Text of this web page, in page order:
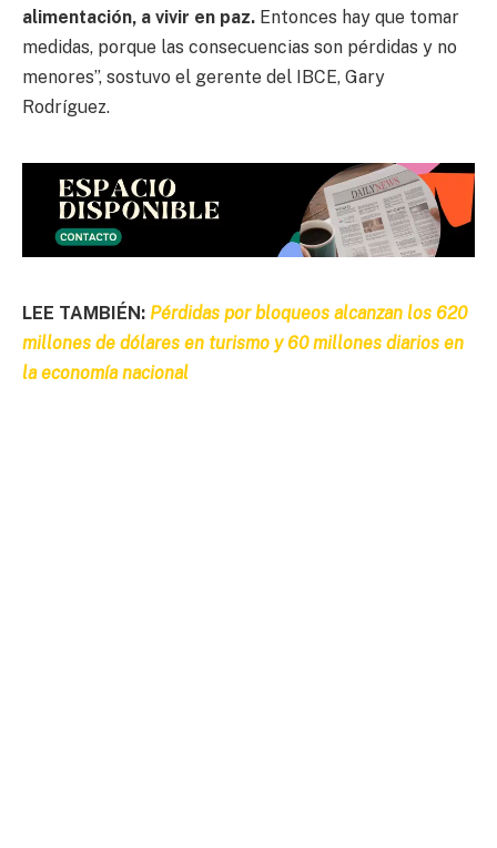
alimentación, a vivir en paz. Entonces hay que tomar
medidas, porque las consecuencias son pérdidas y no
menores”, sostuvo el gerente del IBCE, Gary
Rodríguez.
LEE TAMBIÉN: Pérdidas por bloqueos alcanzan los 620
millones de dólares en turismo y 60 millones diarios en
la economía nacional